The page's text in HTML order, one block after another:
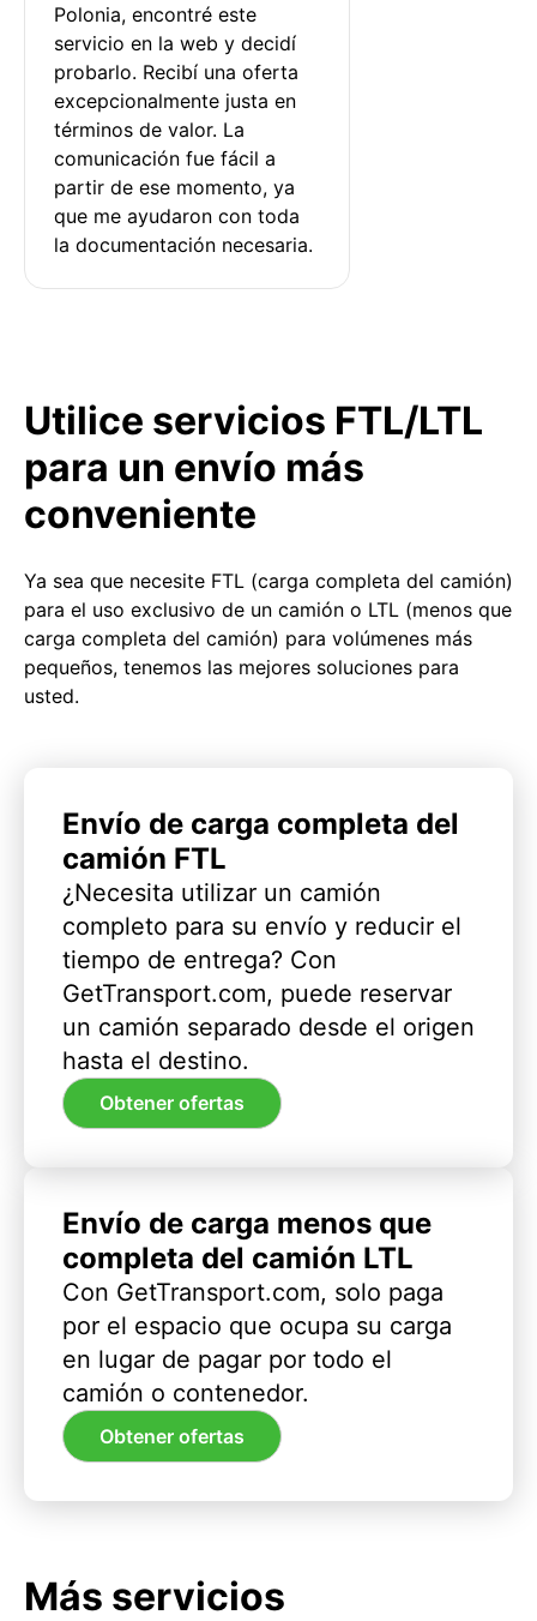
Polonia, encontré este
servicio en la web y decidí
probarlo. Recibí una oferta
excepcionalmente justa en
términos de valor. La
comunicación fue fácil a
partir de ese momento, ya
que me ayudaron con toda
la documentación necesaria.
Utilice servicios FTL/LTL
para un envío más
conveniente
Ya sea que necesite FTL (carga completa del camión)
para el uso exclusivo de un camión o LTL (menos que
carga completa del camión) para volúmenes más
pequeños, tenemos las mejores soluciones para
usted.
Envío de carga completa del
camión FTL
¿Necesita utilizar un camión
completo para su envío y reducir el
tiempo de entrega? Con
GetTransport.com, puede reservar
un camión separado desde el origen
hasta el destino.
Obtener ofertas
Envío de carga menos que
completa del camión LTL
Con GetTransport.com, solo paga
por el espacio que ocupa su carga
en lugar de pagar por todo el
camión o contenedor.
Obtener ofertas
Más servicios